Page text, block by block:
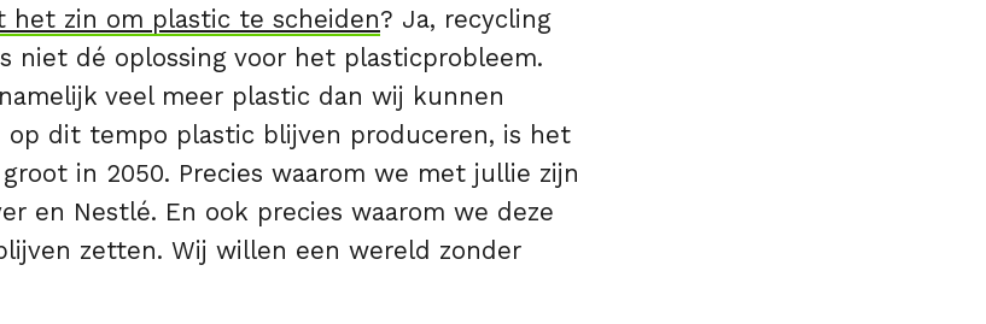
het zin om plastic te scheiden? Ja, recycling
niet dé oplossing voor het plasticprobleem.
veel meer plastic dan wij kunnen
op dit tempo plastic blijven produceren, is het
in 2050. Precies waarom we met jullie zijn
en Nestlé. En ook precies waarom we deze
zetten. Wij willen een wereld zonder